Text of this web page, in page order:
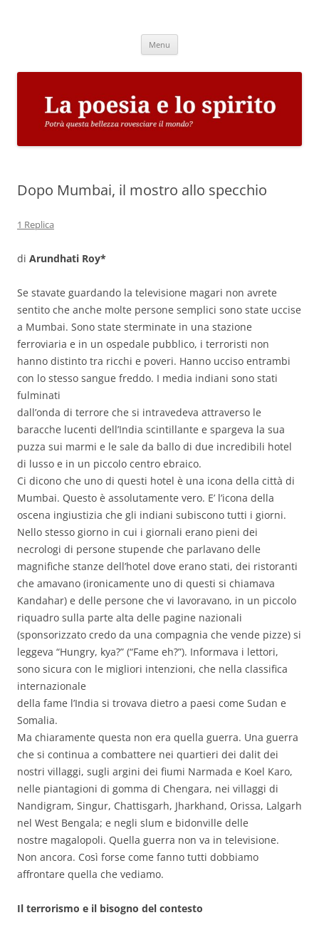
Menu
Dopo Mumbai, il mostro allo specchio
1 Replica
di Arundhati Roy*
Se stavate guardando la televisione magari non avrete
sentito che anche molte persone semplici sono state uccise
a Mumbai. Sono state sterminate in una stazione
ferroviaria e in un ospedale pubblico, i terroristi non
hanno distinto tra ricchi e poveri. Hanno ucciso entrambi
con lo stesso sangue freddo. I media indiani sono stati
fulminati
dall’onda di terrore che si intravedeva attraverso le
baracche lucenti dell’India scintillante e spargeva la sua
puzza sui marmi e le sale da ballo di due incredibili hotel
di lusso e in un piccolo centro ebraico.
Ci dicono che uno di questi hotel è una icona della città di
Mumbai. Questo è assolutamente vero. E’ l’icona della
oscena ingiustizia che gli indiani subiscono tutti i giorni.
Nello stesso giorno in cui i giornali erano pieni dei
necrologi di persone stupende che parlavano delle
magnifiche stanze dell’hotel dove erano stati, dei ristoranti
che amavano (ironicamente uno di questi si chiamava
Kandahar) e delle persone che vi lavoravano, in un piccolo
riquadro sulla parte alta delle pagine nazionali
(sponsorizzato credo da una compagnia che vende pizze) si
leggeva “Hungry, kya?” (“Fame eh?”). Informava i lettori,
sono sicura con le migliori intenzioni, che nella classifica
internazionale
della fame l’India si trovava dietro a paesi come Sudan e
Somalia.
Ma chiaramente questa non era quella guerra. Una guerra
che si continua a combattere nei quartieri dei dalit dei
nostri villaggi, sugli argini dei fiumi Narmada e Koel Karo,
nelle piantagioni di gomma di Chengara, nei villaggi di
Nandigram, Singur, Chattisgarh, Jharkhand, Orissa, Lalgarh
nel West Bengala; e negli slum e bidonville delle
nostre magalopoli. Quella guerra non va in televisione.
Non ancora. Così forse come fanno tutti dobbiamo
affrontare quella che vediamo.
Il terrorismo e il bisogno del contesto